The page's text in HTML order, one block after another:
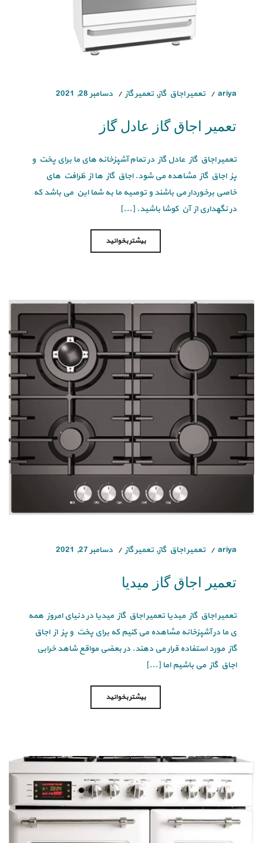
ariya تعمیر اجاق گاز, تعمیر گاز دسامبر 28, 2021
تعمیر اجاق گاز عادل گاز
تعمیر اجاق گاز عادل گاز در تمام آشپزخانه های ما برای پخت و
پز اجاق گاز مشاهده می شود. اجاق گاز ها از ظرافت های
خاصی برخوردار می باشند و توصیه ما به شما این می باشد که
در نگهداری از آن کوشا باشید. [...]
بیشتر بخوانید
ariya تعمیر اجاق گاز, تعمیر گاز دسامبر 27, 2021
تعمیر اجاق گاز میدیا
تعمیر اجاق گاز میدیا تعمیر اجاق گاز میدیا در دنیای امروز همه
ی ما در آشپزخانه مشاهده می کنیم که برای پخت و پز از اجاق
گاز مورد استفاده قرار می دهند. در بعضی مواقع شاهد خرابی
اجاق گاز می باشیم اما [...]
بیشتر بخوانید